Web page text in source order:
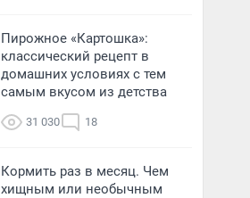
Пирожное «Картошка»:
классический рецепт в
домашних условиях с тем
самым вкусом из детства
31 030 18
Кормить раз в месяц. Чем
хищным или необычным